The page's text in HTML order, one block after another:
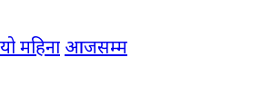
यो महिना आजसम्म